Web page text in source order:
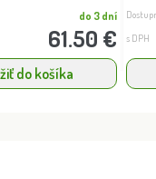
do 3 dní
61.50 €
do košíka
s DPH